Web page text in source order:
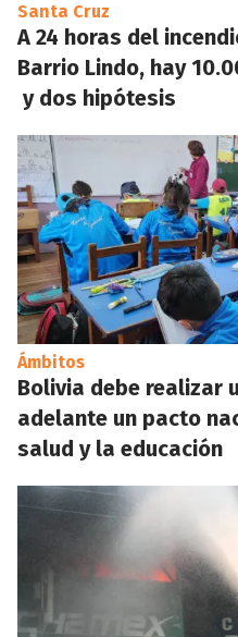
Santa Cruz
A 24 horas del
Barrio Lindo, hay
y dos hipótesis
Ámbitos
Bolivia debe realizar
adelante un pacto
salud y la educación